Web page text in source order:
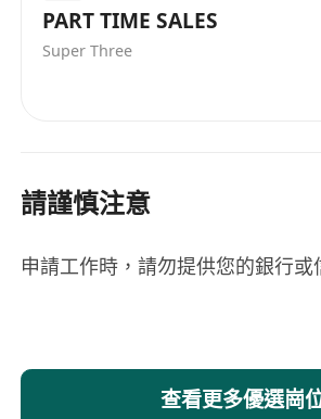
PART TIME SALES
Super Three
請謹慎注意
申請工作時，請勿提供您的銀行或
查看更多優選崗